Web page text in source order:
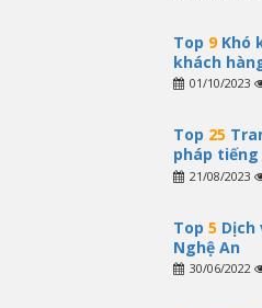
Top 9Khó
khách
01/10/2023
Top 25
pháp
21/08/2023
Top 5
Nghệ An
30/06/2022